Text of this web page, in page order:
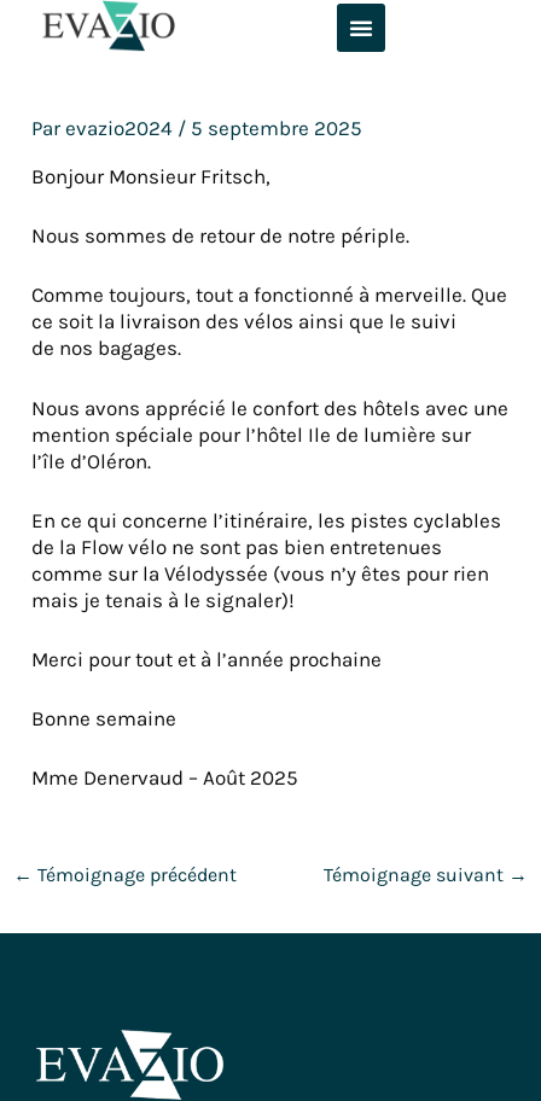
Parevazio2024 / 5 septembre 2025
Bonjour Monsieur Fritsch,
Nous sommes de retour de notre périple.
Comme toujours, tout a fonctionné à merveille. Que
ce soit la livraison des vélos ainsi que le suivi
de nos bagages.
Nous avons apprécié le confort des hôtels avec une
mention spéciale pour l’hôtel Ile de lumière sur
l’île d’Oléron.
En ce qui concerne l’itinéraire, les pistes cyclables
de la Flow vélo ne sont pas bien entretenues
comme sur la Vélodyssée (vous n’y êtes pour rien
mais je tenais à le signaler)!
Merci pour tout et à l’année prochaine
Bonne semaine
Mme Denervaud – Août 2025
← Témoignage précédent Témoignage suivant →